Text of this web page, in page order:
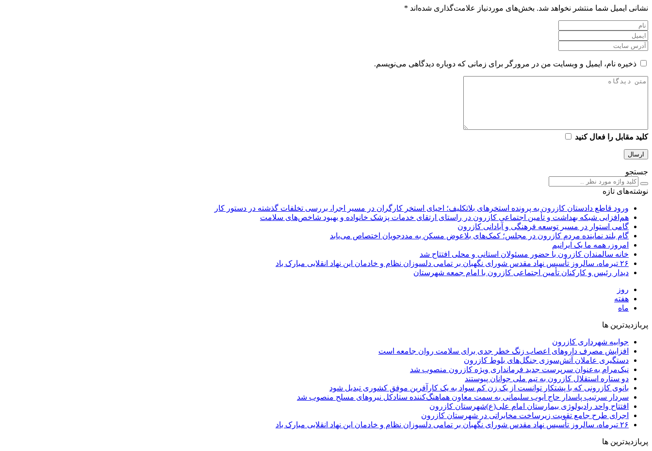
نشانی ایمیل شما منتشر نخواهد شد. بخش‌های موردنیاز علامت‌گذاری شده‌اند *
ذخیره نام، ایمیل و وبسایت من در مرورگر برای زمانی که دوباره دیدگاهی می‌نویسم.
کلید مقابل را فعال کنید
جستجو
نوشته‌های تازه
ورود قاطع دادستان کازرون به پرونده استخرهای بلاتکلیف؛ احیای استخر کارگران در مسیر اجرا، بررسی تخلفات گذشته در دستور کار
هم‌افزایی شبکه بهداشت و تأمین اجتماعی کازرون در راستای ارتقای خدمات پزشک خانواده و بهبود شاخص‌های سلامت
گامی استوار در مسیر توسعه فرهنگی و آبادانی کازرون
گام بلند نماینده مردم کازرون در مجلس؛ کمک‌های بلاعوض مسکن به مددجویان اختصاص می‌یابد
امروز، همه ما یک ایرانیم
خانه سالمندان کازرون با حضور مسئولان استانی و محلی افتتاح شد
۲۶ تیرماه، سالروز تأسیس نهاد مقدس شورای نگهبان بر تمامی دلسوزان نظام و خادمان این نهاد انقلابی مبارک باد
دیدار رئیس و کارکنان تأمین اجتماعی کازرون با امام جمعه شهرستان
روز
هفته
ماه
پربازدیدترین ها
جوابیه شهرداری کازرون
افزایش مصرف داروهای اعصاب زنگ خطر جدی برای سلامت روان جامعه است
دستگیری عاملان آتش‌سوزی جنگل‌های بلوط کازرون
نیک‌مرام به‌عنوان سرپرست جدید فرمانداری ویژه کازرون منصوب شد
دو ستاره استقلال کازرون به تیم ملی جوانان پیوستند
بانوی کازرونی که با پشتکار توانست از یک زن کم سواد به یک کارآفرین موفق کشوری تبدیل شود
سردار سرتیپ پاسدار حاج ایوب سلیمانی به سمت معاون هماهنگ‌کننده ستادکل نیروهای مسلح منصوب شد
افتتاح واحد رادیولوژی بیمارستان امام علی(ع)شهرستان کازرون
اجرای طرح جامع تقویت زیرساخت مخابراتی در شهرستان کازرون
۲۶ تیرماه، سالروز تأسیس نهاد مقدس شورای نگهبان بر تمامی دلسوزان نظام و خادمان این نهاد انقلابی مبارک باد
پربازدیدترین ها